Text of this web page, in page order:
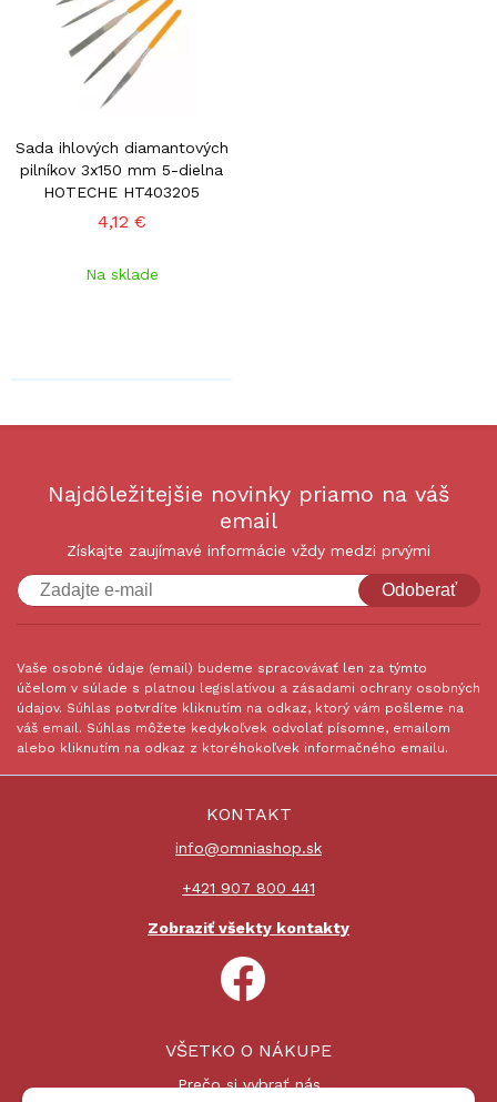
Sada ihlových diamantových
pilníkov 3x150 mm 5-dielna
HOTECHE HT403205
4,12 €
Na sklade
Najdôležitejšie novinky priamo na váš
email
Získajte zaujímavé informácie vždy medzi prvými
Odoberať
Vaše osobné údaje (email) budeme spracovávať len za týmto
účelom v súlade s platnou legislatívou a zásadami ochrany osobných
údajov. Súhlas potvrdíte kliknutím na odkaz, ktorý vám pošleme na
váš email. Súhlas môžete kedykoľvek odvolať písomne, emailom
alebo kliknutím na odkaz z ktoréhokoľvek informačného emailu.
KONTAKT
info@omniashop.sk
+421 907 800 441
Zobraziť všekty kontakty
VŠETKO O NÁKUPE
Prečo si vybrať nás